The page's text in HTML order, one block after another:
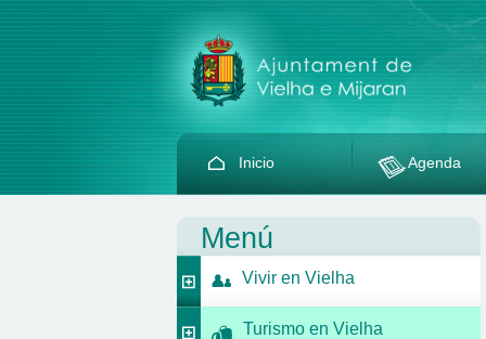
Inicio Agenda
Menú
Vivir en Vielha
Turismo en Vielha